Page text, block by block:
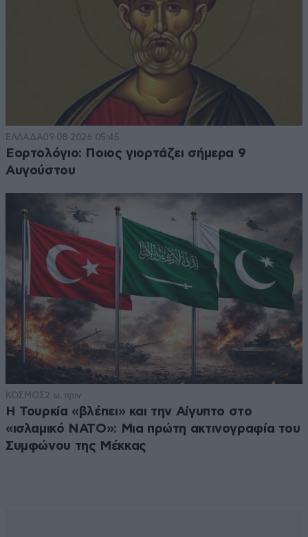
ΕΛΛΑΔΑ09·08·2026 05:45
Εορτολόγιο: Ποιος γιορτάζει σήμερα 9
Αυγούστου
ΚΟΣΜΟΣ2 ω. πριν
Η Τουρκία «βλέπει» και την Αίγυπτο στο
«ισλαμικό ΝΑΤΟ»: Μια πρώτη ακτινογραφία του
Συμφώνου της Μέκκας